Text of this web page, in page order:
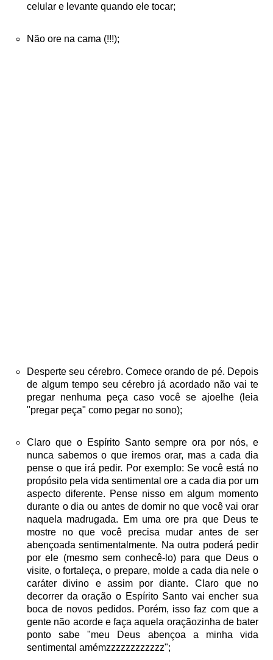
celular e levante quando ele tocar;
Não ore na cama (!!!);
Desperte seu cérebro. Comece orando de pé. Depois
de algum tempo seu cérebro já acordado não vai te
pregar nenhuma peça caso você se ajoelhe (leia
"pregar peça" como pegar no sono);
Claro que o Espírito Santo sempre ora por nós, e
nunca sabemos o que iremos orar, mas a cada dia
pense o que irá pedir. Por exemplo: Se você está no
propósito pela vida sentimental ore a cada dia por um
aspecto diferente. Pense nisso em algum momento
durante o dia ou antes de domir no que você vai orar
naquela madrugada. Em uma ore pra que Deus te
mostre no que você precisa mudar antes de ser
abençoada sentimentalmente. Na outra poderá pedir
por ele (mesmo sem conhecê-lo) para que Deus o
visite, o fortaleça, o prepare, molde a cada dia nele o
caráter divino e assim por diante. Claro que no
decorrer da oração o Espírito Santo vai encher sua
boca de novos pedidos. Porém, isso faz com que a
gente não acorde e faça aquela oraçãozinha de bater
ponto sabe "meu Deus abençoa a minha vida
sentimental amémzzzzzzzzzzzz";